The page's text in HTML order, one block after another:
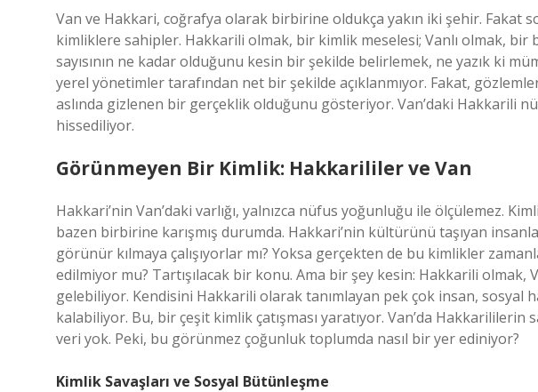
Van ve Hakkari, coğrafya olarak birbirine oldukça yakın iki şehir. Fakat
kimliklere sahipler. Hakkarili olmak, bir kimlik meselesi; Vanlı olmak, bir
sayısının ne kadar olduğunu kesin bir şekilde belirlemek, ne yazık ki
yerel yönetimler tarafından net bir şekilde açıklanmıyor. Fakat,
aslında gizlenen bir gerçeklik olduğunu gösteriyor. Van’daki Hakkarili
hissediliyor.
Görünmeyen Bir Kimlik: Hakkarililer ve Van
Hakkari’nin Van’daki varlığı, yalnızca nüfus yoğunluğu ile ölçülemez.
bazen birbirine karışmış durumda. Hakkari’nin kültürünü taşıyan
görünür kılmaya çalışıyorlar mı? Yoksa gerçekten de bu kimlikler
edilmiyor mu? Tartışılacak bir konu. Ama bir şey kesin: Hakkarili olmak,
gelebiliyor. Kendisini Hakkarili olarak tanımlayan pek çok insan, sosyal
kalabiliyor. Bu, bir çeşit kimlik çatışması yaratıyor. Van’da Hakkarililerin
veri yok. Peki, bu görünmez çoğunluk toplumda nasıl bir yer ediniyor?
Kimlik Savaşları ve Sosyal Bütünleşme